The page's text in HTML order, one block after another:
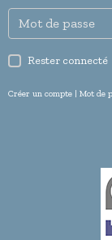
Rester connecté
Créer un compte | Mot de